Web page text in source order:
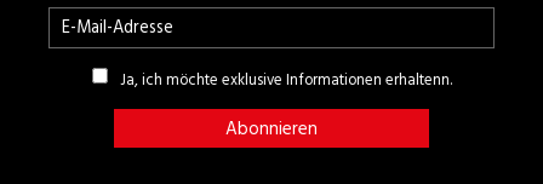
Ja, ich möchte exklusive Informationen erhaltenn.